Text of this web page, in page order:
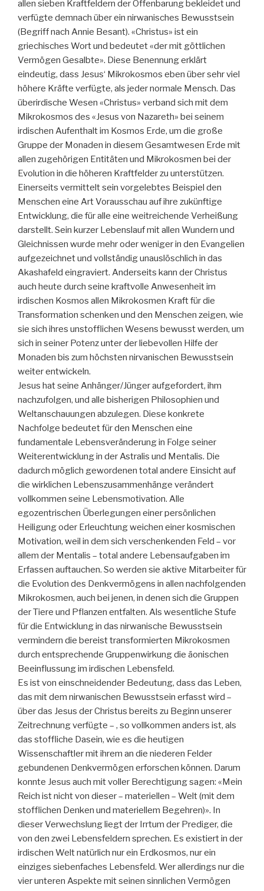
allen sieben Kraftfeldern der Offenbarung bekleidet und
verfügte demnach über ein nirwanisches Bewusstsein
(Begriff nach Annie Besant). «Christus» ist ein
griechisches Wort und bedeutet «der mit göttlichen
Vermögen Gesalbte». Diese Benennung erklärt
eindeutig, dass Jesus‘ Mikrokosmos eben über sehr viel
höhere Kräfte verfügte, als jeder normale Mensch. Das
überirdische Wesen «Christus» verband sich mit dem
Mikrokosmos des «Jesus von Nazareth» bei seinem
irdischen Aufenthalt im Kosmos Erde, um die große
Gruppe der Monaden in diesem Gesamtwesen Erde mit
allen zugehörigen Entitäten und Mikrokosmen bei der
Evolution in die höheren Kraftfelder zu unterstützen.
Einerseits vermittelt sein vorgelebtes Beispiel den
Menschen eine Art Vorausschau auf ihre zukünftige
Entwicklung, die für alle eine weitreichende Verheißung
darstellt. Sein kurzer Lebenslauf mit allen Wundern und
Gleichnissen wurde mehr oder weniger in den Evangelien
aufgezeichnet und vollständig unauslöschlich in das
Akashafeld eingraviert. Anderseits kann der Christus
auch heute durch seine kraftvolle Anwesenheit im
irdischen Kosmos allen Mikrokosmen Kraft für die
Transformation schenken und den Menschen zeigen, wie
sie sich ihres unstofflichen Wesens bewusst werden, um
sich in seiner Potenz unter der liebevollen Hilfe der
Monaden bis zum höchsten nirvanischen Bewusstsein
weiter entwickeln.
Jesus hat seine Anhänger/Jünger aufgefordert, ihm
nachzufolgen, und alle bisherigen Philosophien und
Weltanschauungen abzulegen. Diese konkrete
Nachfolge bedeutet für den Menschen eine
fundamentale Lebensveränderung in Folge seiner
Weiterentwicklung in der Astralis und Mentalis. Die
dadurch möglich gewordenen total andere Einsicht auf
die wirklichen Lebenszusammenhänge verändert
vollkommen seine Lebensmotivation. Alle
egozentrischen Überlegungen einer persönlichen
Heiligung oder Erleuchtung weichen einer kosmischen
Motivation, weil in dem sich verschenkenden Feld – vor
allem der Mentalis – total andere Lebensaufgaben im
Erfassen auftauchen. So werden sie aktive Mitarbeiter für
die Evolution des Denkvermögens in allen nachfolgenden
Mikrokosmen, auch bei jenen, in denen sich die Gruppen
der Tiere und Pflanzen entfalten. Als wesentliche Stufe
für die Entwicklung in das nirwanische Bewusstsein
vermindern die bereist transformierten Mikrokosmen
durch entsprechende Gruppenwirkung die äonischen
Beeinflussung im irdischen Lebensfeld.
Es ist von einschneidender Bedeutung, dass das Leben,
das mit dem nirwanischen Bewusstsein erfasst wird –
über das Jesus der Christus bereits zu Beginn unserer
Zeitrechnung verfügte – , so vollkommen anders ist, als
das stoffliche Dasein, wie es die heutigen
Wissenschaftler mit ihrem an die niederen Felder
gebundenen Denkvermögen erforschen können. Darum
konnte Jesus auch mit voller Berechtigung sagen: «Mein
Reich ist nicht von dieser – materiellen – Welt (mit dem
stofflichen Denken und materiellem Begehren)». In
dieser Verwechslung liegt der Irrtum der Prediger, die
von den zwei Lebensfeldern sprechen. Es existiert in der
irdischen Welt natürlich nur ein Erdkosmos, nur ein
einziges siebenfaches Lebensfeld. Wer allerdings nur die
vier unteren Aspekte mit seinen sinnlichen Vermögen